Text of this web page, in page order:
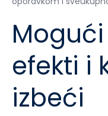
efekti i
izbeći